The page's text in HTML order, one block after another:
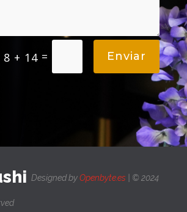
8 + 14 = Enviar
Designed byOpenbyte.es | © 2024